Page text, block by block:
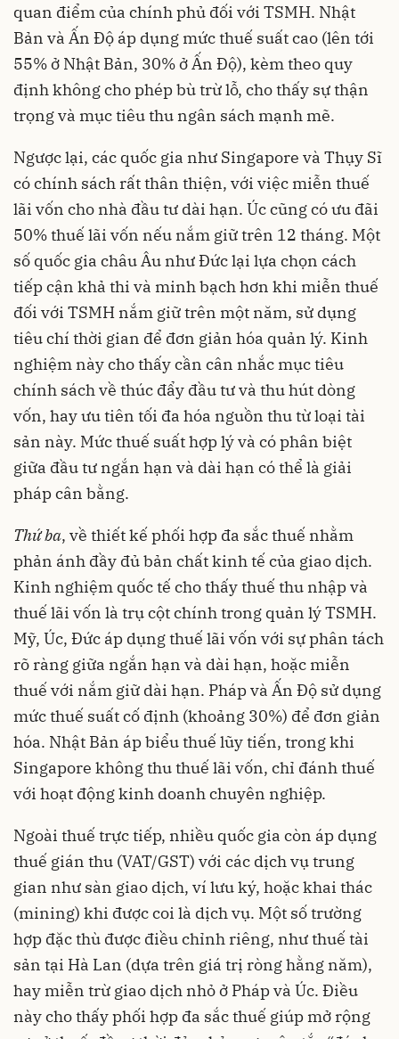
quan điểm của chính phủ đối với TSMH. Nhật
Bản và Ấn Độ áp dụng mức thuế suất cao (lên tới
55% ở Nhật Bản, 30% ở Ấn Độ), kèm theo quy
định không cho phép bù trừ lỗ, cho thấy sự thận
trọng và mục tiêu thu ngân sách mạnh mẽ.
Ngược lại, các quốc gia như Singapore và Thụy Sĩ
có chính sách rất thân thiện, với việc miễn thuế
lãi vốn cho nhà đầu tư dài hạn. Úc cũng có ưu đãi
50% thuế lãi vốn nếu nắm giữ trên 12 tháng. Một
số quốc gia châu Âu như Đức lại lựa chọn cách
tiếp cận khả thi và minh bạch hơn khi miễn thuế
đối với TSMH nắm giữ trên một năm, sử dụng
tiêu chí thời gian để đơn giản hóa quản lý. Kinh
nghiệm này cho thấy cần cân nhắc mục tiêu
chính sách về thúc đẩy đầu tư và thu hút dòng
vốn, hay ưu tiên tối đa hóa nguồn thu từ loại tài
sản này. Mức thuế suất hợp lý và có phân biệt
giữa đầu tư ngắn hạn và dài hạn có thể là giải
pháp cân bằng.
Thứ ba, về thiết kế phối hợp đa sắc thuế nhằm
phản ánh đầy đủ bản chất kinh tế của giao dịch.
Kinh nghiệm quốc tế cho thấy thuế thu nhập và
thuế lãi vốn là trụ cột chính trong quản lý TSMH.
Mỹ, Úc, Đức áp dụng thuế lãi vốn với sự phân tách
rõ ràng giữa ngắn hạn và dài hạn, hoặc miễn
thuế với nắm giữ dài hạn. Pháp và Ấn Độ sử dụng
mức thuế suất cố định (khoảng 30%) để đơn giản
hóa. Nhật Bản áp biểu thuế lũy tiến, trong khi
Singapore không thu thuế lãi vốn, chỉ đánh thuế
với hoạt động kinh doanh chuyên nghiệp.
Ngoài thuế trực tiếp, nhiều quốc gia còn áp dụng
thuế gián thu (VAT/GST) với các dịch vụ trung
gian như sàn giao dịch, ví lưu ký, hoặc khai thác
(mining) khi được coi là dịch vụ. Một số trường
hợp đặc thù được điều chỉnh riêng, như thuế tài
sản tại Hà Lan (dựa trên giá trị ròng hằng năm),
hay miễn trừ giao dịch nhỏ ở Pháp và Úc. Điều
này cho thấy phối hợp đa sắc thuế giúp mở rộng